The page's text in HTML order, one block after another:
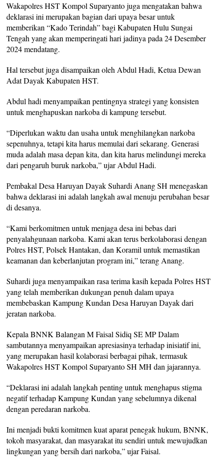
Wakapolres HST Kompol Suparyanto juga mengatakan bahwa
deklarasi ini merupakan bagian dari upaya besar untuk
memberikan “Kado Terindah” bagi Kabupaten Hulu Sungai
Tengah yang akan memperingati hari jadinya pada 24 Desember
2024 mendatang.
Hal tersebut juga disampaikan oleh Abdul Hadi, Ketua Dewan
Adat Dayak Kabupaten HST.
Abdul hadi menyampaikan pentingnya strategi yang konsisten
untuk menghapuskan narkoba di kampung tersebut.
“Diperlukan waktu dan usaha untuk menghilangkan narkoba
sepenuhnya, tetapi kita harus memulai dari sekarang. Generasi
muda adalah masa depan kita, dan kita harus melindungi mereka
dari pengaruh buruk narkoba,” ujar Abdul Hadi.
Pembakal Desa Haruyan Dayak Suhardi Anang SH menegaskan
bahwa deklarasi ini adalah langkah awal menuju perubahan besar
di desanya.
“Kami berkomitmen untuk menjaga desa ini bebas dari
penyalahgunaan narkoba. Kami akan terus berkolaborasi dengan
Polres HST, Polsek Hantakan, dan Koramil untuk memastikan
keamanan dan keberlanjutan program ini,” terang Anang.
Suhardi juga menyampaikan rasa terima kasih kepada Polres HST
yang telah memberikan dukungan penuh dalam upaya
membebaskan Kampung Kundan Desa Haruyan Dayak dari
jeratan narkoba.
Kepala BNNK Balangan M Faisal Sidiq SE MP Dalam
sambutannya menyampaikan apresiasinya terhadap inisiatif ini,
yang merupakan hasil kolaborasi berbagai pihak, termasuk
Wakapolres HST Kompol Suparyanto SH MH dan jajarannya.
“Deklarasi ini adalah langkah penting untuk menghapus stigma
negatif terhadap Kampung Kundan yang sebelumnya dikenal
dengan peredaran narkoba.
Ini menjadi bukti komitmen kuat aparat penegak hukum, BNNK,
tokoh masyarakat, dan masyarakat itu sendiri untuk mewujudkan
lingkungan yang bersih dari narkoba,” ujar Faisal.